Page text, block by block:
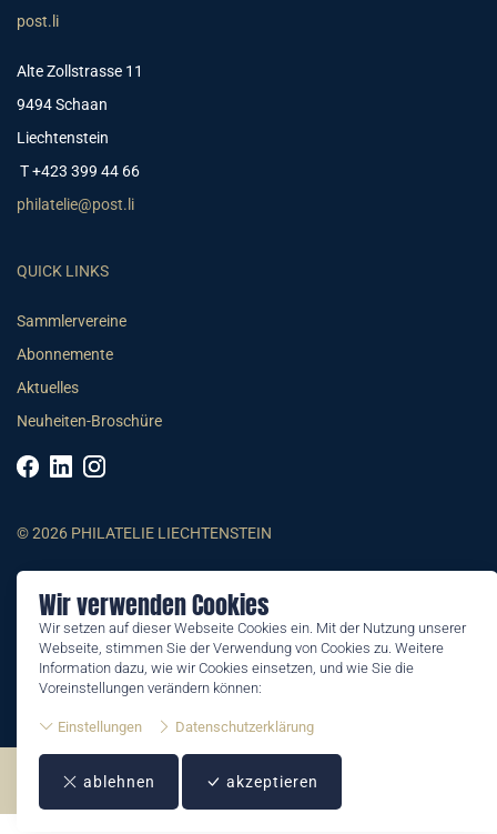
Wir verwenden Cookies
Wir setzen auf dieser Webseite Cookies ein. Mit der Nutzung unserer
Webseite, stimmen Sie der Verwendung von Cookies zu. Weitere
Information dazu, wie wir Cookies einsetzen, und wie Sie die
Voreinstellungen verändern können:
Einstellungen Datenschutzerklärung
ablehnen akzeptieren
post.li
Alte Zollstrasse 11
9494 Schaan
Liechtenstein
T +423 399 44 66
philatelie@post.li
QUICK LINKS
Sammlervereine
Abonnemente
Aktuelles
Neuheiten-Broschüre
© 2026 PHILATELIE LIECHTENSTEIN
Impressum
Datenschutzerklärung
©2026 by Philatelie Liechtenstein | All rights reserved